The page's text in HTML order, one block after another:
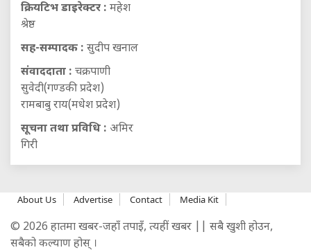
क्रियटिभ डाइरेक्टर : महेश
श्रेष्ठ
सह-सम्पादक : सुदीप खनाल
संवाददाता : चक्रपाणी
सुवेदी(गण्डकी प्रदेश)
रामबाबु राय(मधेश प्रदेश)
सूचना तथा प्रविधि : अमिर
गिरी
About Us Advertise Contact Media Kit
© 2026 हातमा खबर-जहाँ तपाइँ, त्यहीं खबर || सबै खुशी होउन,
सबैको कल्याण होस् ।